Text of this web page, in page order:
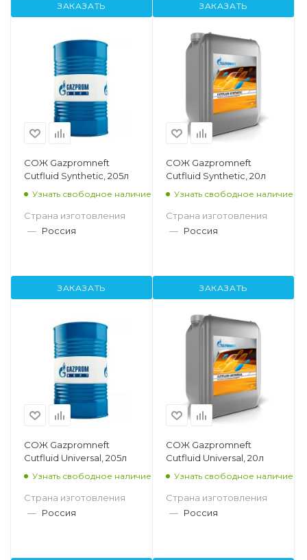
ЗАКАЗАТЬ ЗАКАЗАТЬ
СОЖ Gazpromneft
Cutfluid Synthetic, 205л
Узнать свободное наличие
Страна изготовления
— Россия
ЗАКАЗАТЬ
СОЖ Gazpromneft
Cutfluid Synthetic, 20л
Узнать свободное наличие
Страна изготовления
— Россия
ЗАКАЗАТЬ
СОЖ Gazpromneft
Cutfluid Universal, 205л
Узнать свободное наличие
Страна изготовления
— Россия
СОЖ Gazpromneft
Cutfluid Universal, 20л
Узнать свободное наличие
Страна изготовления
— Россия